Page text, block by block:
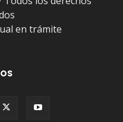
en trámite